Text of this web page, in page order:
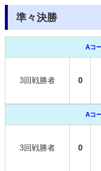
準々決勝
Aコ
3回戦勝者 0
Aコ
3回戦勝者 0